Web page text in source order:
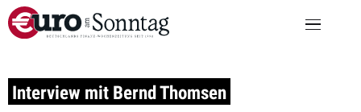
Interview mit Bernd Thomsen